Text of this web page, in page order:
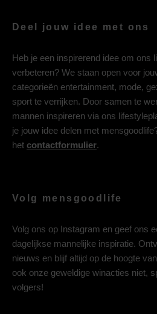
Deel jouw idee met ons
Heb je een inspirerend idee om ons
verbeteren? We staan open voor
categorieën entertainment, mode,
sport te verrijken. Door samen te
mannen inspireren via ons
je jouw idee delen met
het contactformulier.
Volg mensgoodlife
Volg ons op Instagram en geef ons
dagelijkse mannelijke inspiratie.
nieuws en blijf altijd op de hoogte
ook onze geweldige winacties niet,
volgers!